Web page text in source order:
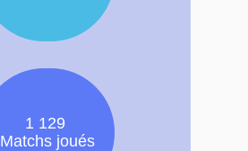
1 129
Matchs joués